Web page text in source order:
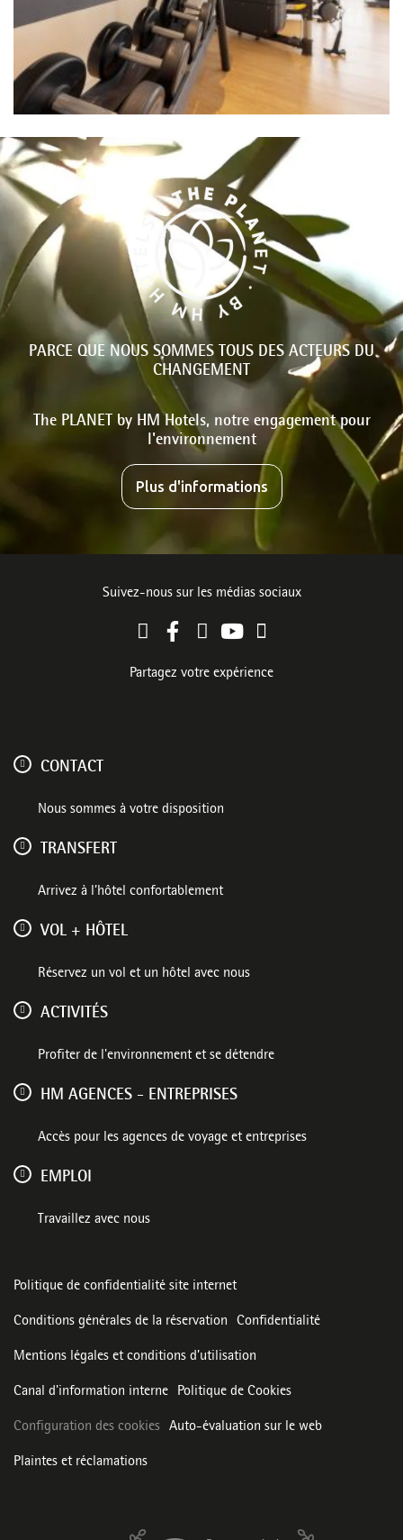
PARCE QUE NOUS SOMMES TOUS DES ACTEURS DU
CHANGEMENT
The PLANET by HM Hotels, notre engagement pour
l'environnement
Plus d'informations
Suivez-nous sur les médias sociaux
Partagez votre expérience
CONTACT
Nous sommes à votre disposition
TRANSFERT
Arrivez à l’hôtel confortablement
VOL + HÔTEL
Réservez un vol et un hôtel avec nous
ACTIVITÉS
Profiter de l'environnement et se détendre
HM AGENCES - ENTREPRISES
Accès pour les agences de voyage et entreprises
EMPLOI
Travaillez avec nous
Politique de confidentialité site internet
Conditions générales de la réservation Confidentialité
Mentions légales et conditions d’utilisation
Canal d'information interne Politique de Cookies
Configuration des cookies Auto-évaluation sur le web
Plaintes et réclamations